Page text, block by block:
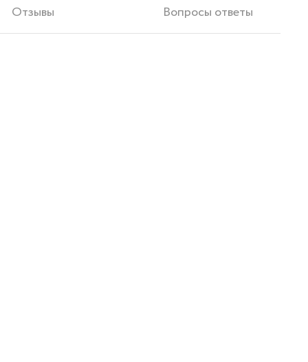
Отзывы Вопросы ответы